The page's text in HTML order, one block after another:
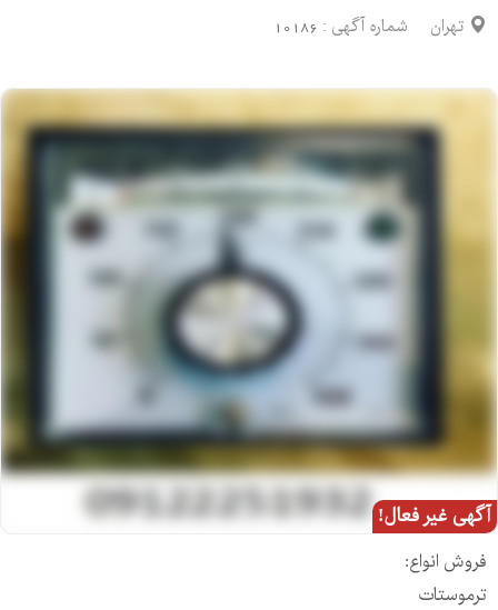
تهران شماره آگهی : 10186
آگهی غیر فعال!
فروش انواع:
ترموستات